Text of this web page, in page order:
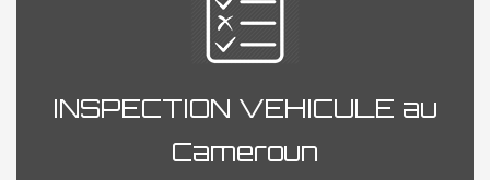
INSPECTION VEHICULE au
Cameroun